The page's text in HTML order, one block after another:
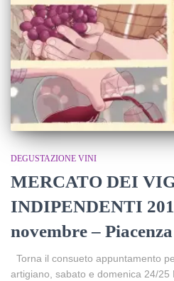
DEGUSTAZIONE VINI
MERCATO DEI
INDIPENDENTI
novembre –
Torna il consueto appuntamento
artigiano, sabato e domenica 24/25